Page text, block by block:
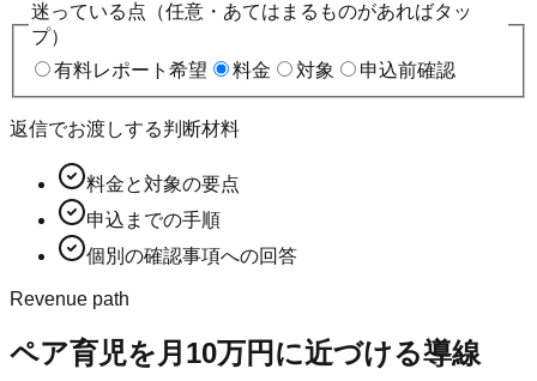
迷っている点（任意・あてはまるものがあればタッ
プ）
有料レポート希望
料金 対象 申込前確認
返信でお渡しする判断材料
料金と対象の要点
申込までの手順
個別の確認事項への回答
Revenue path
ペア育児を月10万円に近づける導線